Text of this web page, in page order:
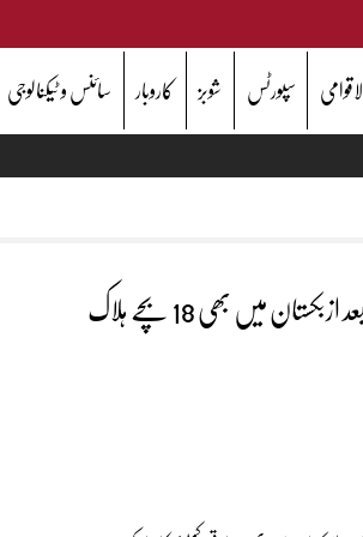
سپورٹس شوبز کاروبار سائنس و ٹیکنالوجی
میں بھی 18 بچے ہلاک